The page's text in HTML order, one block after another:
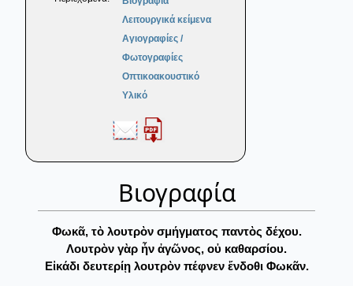
Λειτουργικά κείμενα
Αγιογραφίες /
Φωτογραφίες
Οπτικοακουστικό
Υλικό
Βιογραφία
Φωκᾶ, τὸ λουτρὸν σμήγματος παντὸς δέχου.
Λουτρὸν γὰρ ἦν ἀγῶνος, οὐ καθαρσίου.
Εἰκάδι δευτερίῃ λουτρὸν πέφνεν ἔνδοθι Φωκᾶν.